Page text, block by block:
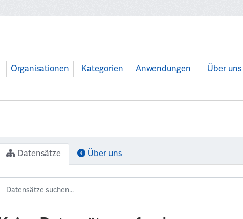
Organisationen Kategorien Anwendungen Über uns
Datensätze Über uns